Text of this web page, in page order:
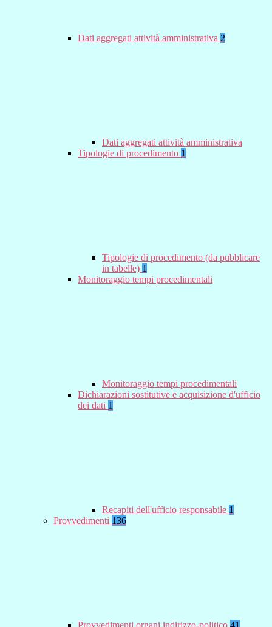
Dati aggregati attività amministrativa 2
Dati aggregati attività amministrativa
Tipologie di procedimento 1
Tipologie di procedimento (da pubblicare
in tabelle) 1
Monitoraggio tempi procedimentali
Monitoraggio tempi procedimentali
Dichiarazioni sostitutive e acquisizione d'ufficio
dei dati 1
Recapiti dell'ufficio responsabile 1
Provvedimenti 136